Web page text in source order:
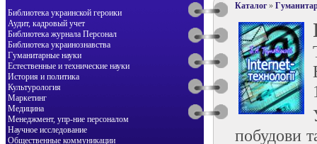
Библиотека украинской героики
Аудит, кадровый учет
Библиотека журнала Персонал
Библиотека украинознавства
Гуманитарные науки
Естественные и технические науки
История и политика
Культурология
Маркетинг
Медицина
Менеджмент, упр-ние персоналом
Научное исследование
Общественные коммуникации
Каталог»
побудови